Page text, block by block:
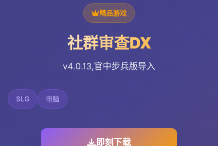
精品游戏
社群审查DX
v4.0.13,官中步兵版导入
SLG 电脑
即刻下载